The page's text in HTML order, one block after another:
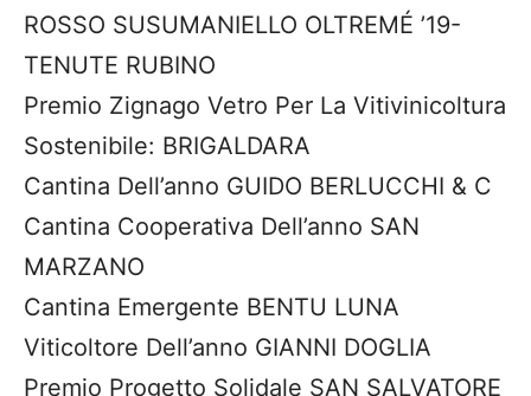
ROSSO SUSUMANIELLO OLTREMÉ ’19-
TENUTE RUBINO
Premio Zignago Vetro Per La Vitivinicoltura
Sostenibile: BRIGALDARA
Cantina Dell’anno GUIDO BERLUCCHI & C
Cantina Cooperativa Dell’anno SAN
MARZANO
Cantina Emergente BENTU LUNA
Viticoltore Dell’anno GIANNI DOGLIA
Premio Progetto Solidale SAN SALVATORE